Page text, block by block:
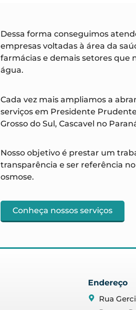
Dessa forma conseguimos
empresas voltadas à área da
farmácias e demais setores que
água.
Cada vez mais ampliamos a
serviços em Presidente
Grosso do Sul, Cascavel no
Nosso objetivo é prestar um
transparência e ser referência
osmose.
Conheça nossos serviços
Endereço
Rua